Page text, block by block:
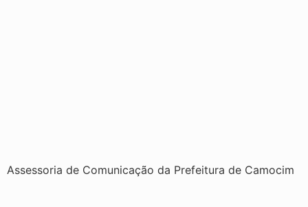
Assessoria de Comunicação da Prefeitura de Camocim